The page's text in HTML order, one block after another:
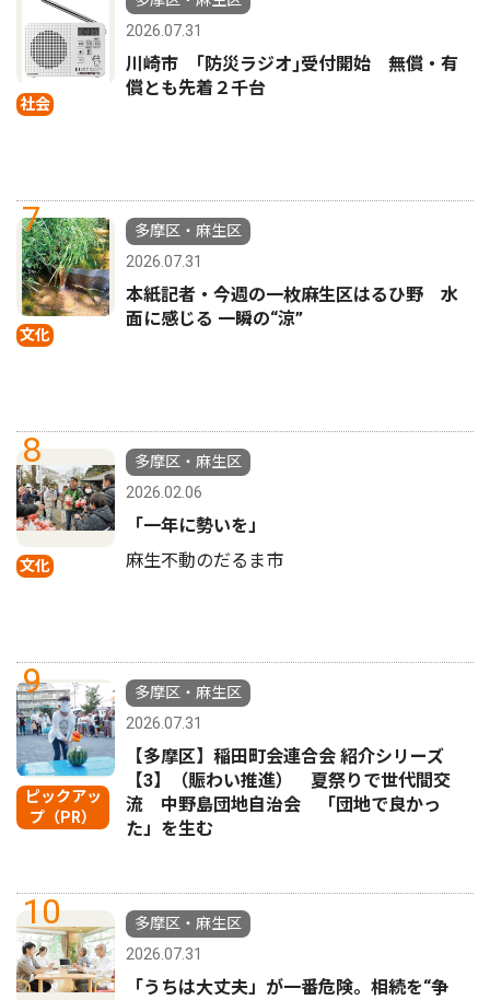
社会
2026.07.31
川崎市 ｢防災ラジオ｣受付開始 無償・有
償とも先着２千台
7
文化
多摩区・麻生区
2026.07.31
本紙記者・今週の一枚麻生区はるひ野 水
面に感じる 一瞬の“涼”
8
文化
多摩区・麻生区
2026.02.06
「一年に勢いを」
麻生不動のだるま市
9
ピックアッ
プ（PR）
多摩区・麻生区
2026.07.31
【多摩区】稲田町会連合会 紹介シリーズ
【3】（賑わい推進） 夏祭りで世代間交
流 中野島団地自治会 「団地で良かっ
た」を生む
10
多摩区・麻生区
2026.07.31
「うちは大丈夫」が一番危険。相続を“争